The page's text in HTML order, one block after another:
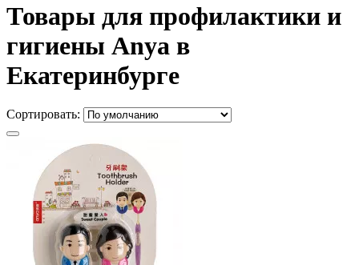
Товары для профилактики и
гигиены Anya в
Екатеринбурге
Сортировать: